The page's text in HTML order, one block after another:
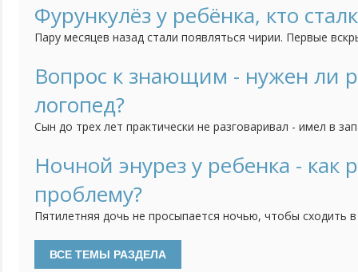
занятие плаванием в бассейне. Прошло два года,-
сталкивался с похожей ситуацией: что можно ещё
Фурункулёз у ребёнка, кто
Пару месяцев назад стали появляться чирии. Первые
в промежутках между появлением новых чириев
ситуация более-менее стабилизировалась, лечимся у
сталкивался...
Вопрос к знающим - нужен ли
логопед?
Сын до трех лет практически не разговаривал - имел в
плане словарного запаса. Но тут у нас новая беда -
половину букв, смягчает все гласные. Невролог на
Ночной энурез у ребенка - как
проблему?
Пятилетняя дочь не просыпается ночью, чтобы сходить
не понимает, что происходит. Наблюдаемся у
проблема связана с чрезмерной эмоциональностью